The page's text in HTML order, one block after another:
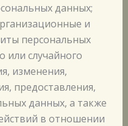
данных;
и
персональных
или случайного
изменения,
предоставления,
данных, а также
в отношении